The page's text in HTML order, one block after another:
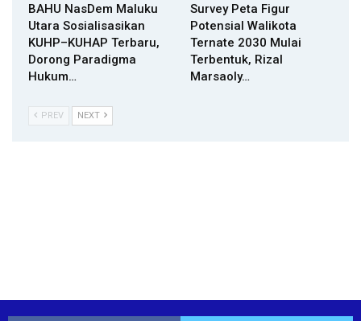
BAHU NasDem Maluku
Utara Sosialisasikan
KUHP–KUHAP Terbaru,
Dorong Paradigma
Hukum…
Survey Peta Figur
Potensial Walikota
Ternate 2030 Mulai
Terbentuk, Rizal
Marsaoly…
PREV NEXT